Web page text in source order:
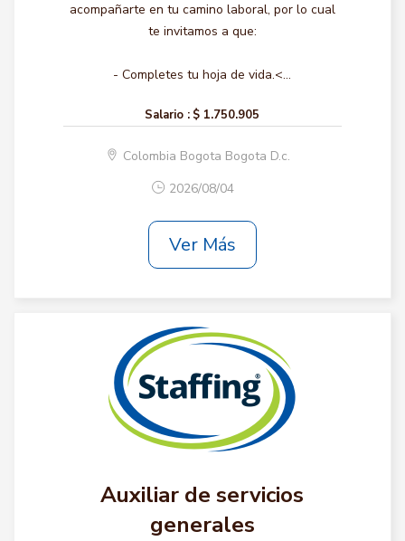
acompañarte en tu camino laboral, por lo cual
te invitamos a que:
- Completes tu hoja de vida.<...
Salario : $ 1.750.905
Colombia Bogota Bogota D.c.
2026/08/04
Ver Más
Auxiliar de servicios
generales